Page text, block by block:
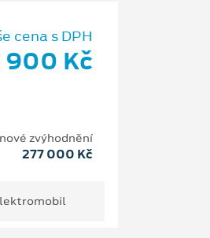
cena s DPH
900 Kč
zvýhodnění
277 000 Kč